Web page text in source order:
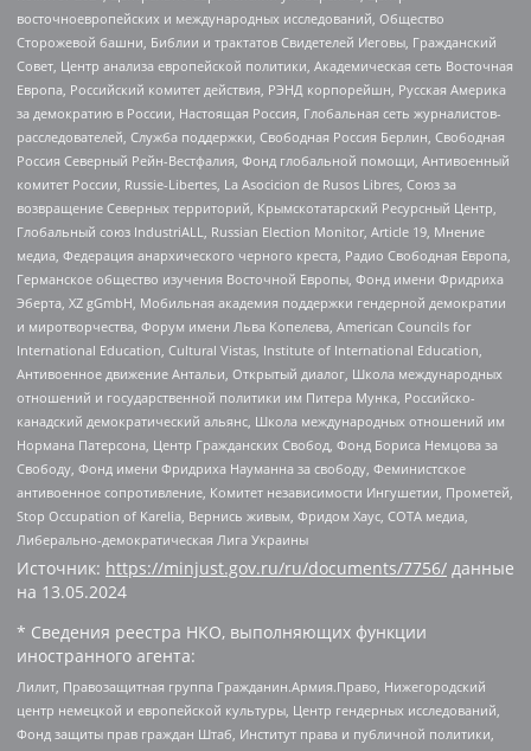
восточноевропейских и международных исследований, Общество
Сторожевой башни, Библии и трактатов Свидетелей Иеговы, Гражданский
Совет, Центр анализа европейской политики, Академическая сеть Восточная
Европа, Российский комитет действия, РЭНД корпорейшн, Русская Америка
за демократию в России, Настоящая Россия, Глобальная сеть журналистов-
расследователей, Служба поддержки, Свободная Россия Берлин, Свободная
Россия Северный Рейн-Вестфалия, Фонд глобальной помощи, Антивоенный
комитет России, Russie-Libertes, La Asocicion de Rusos Libres, Союз за
возвращение Северных территорий, Крымскотатарский Ресурсный Центр,
Глобальный союз IndustriALL, Russian Election Monitor, Article 19, Мнение
медиа, Федерация анархического черного креста, Радио Свободная Европа,
Германское общество изучения Восточной Европы, Фонд имени Фридриха
Эберта, XZ gGmbH, Мобильная академия поддержки гендерной демократии
и миротворчества, Форум имени Льва Копелева, American Councils for
International Education, Cultural Vistas, Institute of International Education,
Антивоенное движение Антальи, Открытый диалог, Школа международных
отношений и государственной политики им Питера Мунка, Российско-
канадский демократический альянс, Школа международных отношений им
Нормана Патерсона, Центр Гражданских Свобод, Фонд Бориса Немцова за
Свободу, Фонд имени Фридриха Науманна за свободу, Феминистское
антивоенное сопротивление, Комитет независимости Ингушетии, Прометей,
Stop Occupation of Karelia, Вернись живым, Фридом Хаус, СОТА медиа,
Либерально-демократическая Лига Украины
Источник: https://minjust.gov.ru/ru/documents/7756/ данные
на 13.05.2024
* Сведения реестра НКО, выполняющих функции
иностранного агента:
Лилит, Правозащитная группа Гражданин.Армия.Право, Нижегородский
центр немецкой и европейской культуры, Центр гендерных исследований,
Фонд защиты прав граждан Штаб, Институт права и публичной политики,